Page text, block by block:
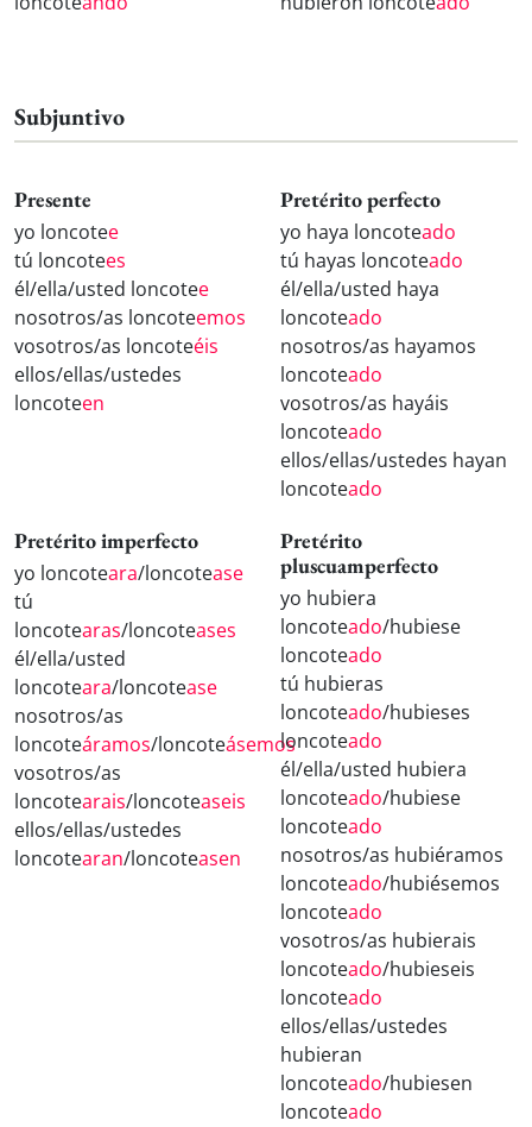
Subjuntivo
Presente
yo loncotee
tú loncotees
él/ella/usted loncotee
nosotros/as loncoteemos
vosotros/as loncoteéis
ellos/ellas/ustedes
loncoteen
Pretérito perfecto
yo haya loncoteado
tú hayas loncoteado
él/ella/usted haya
loncoteado
nosotros/as hayamos
loncoteado
vosotros/as hayáis
loncoteado
ellos/ellas/ustedes hayan
loncoteado
Pretérito imperfecto
yo loncoteara/loncotease
tú
loncotearas/loncoteases
él/ella/usted
loncoteara/loncotease
nosotros/as
loncoteáramos/loncoteásemos
vosotros/as
loncotearais/loncoteaseis
ellos/ellas/ustedes
loncotearan/loncoteasen
Pretérito
pluscuamperfecto
yo hubiera
loncoteado/hubiese
loncoteado
tú hubieras
loncoteado/hubieses
loncoteado
él/ella/usted hubiera
loncoteado/hubiese
loncoteado
nosotros/as hubiéramos
loncoteado/hubiésemos
loncoteado
vosotros/as hubierais
loncoteado/hubieseis
loncoteado
ellos/ellas/ustedes
hubieran
loncoteado/hubiesen
loncoteado